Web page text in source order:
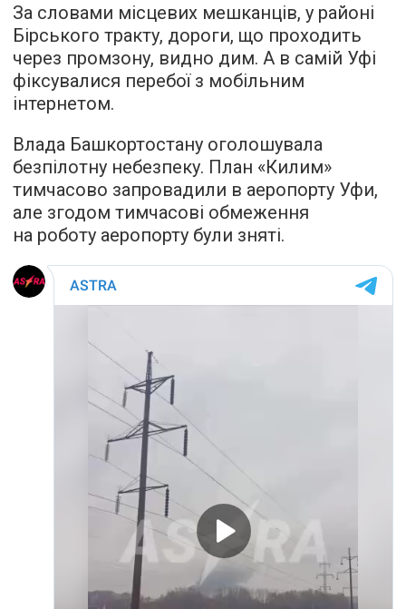
За словами місцевих мешканців, у районі
Бірського тракту, дороги, що проходить
через промзону, видно дим. А в самій Уфі
фіксувалися перебої з мобільним
інтернетом.
Влада Башкортостану оголошувала
безпілотну небезпеку. План «Килим»
тимчасово запровадили в аеропорту Уфи,
але згодом тимчасові обмеження
на роботу аеропорту були зняті.